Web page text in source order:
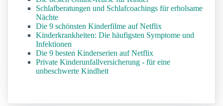
Schlafberatungen und Schlafcoachings für erholsame
Nächte
Die 9 schönsten Kinderfilme auf Netflix
Kinderkrankheiten: Die häufigsten Symptome und
Infektionen
Die 9 besten Kinderserien auf Netflix
Private Kinderunfallversicherung - für eine
unbeschwerte Kindheit